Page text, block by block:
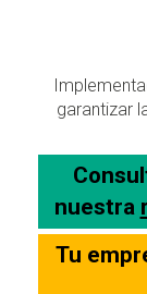
garantizar
nuestra
Tu